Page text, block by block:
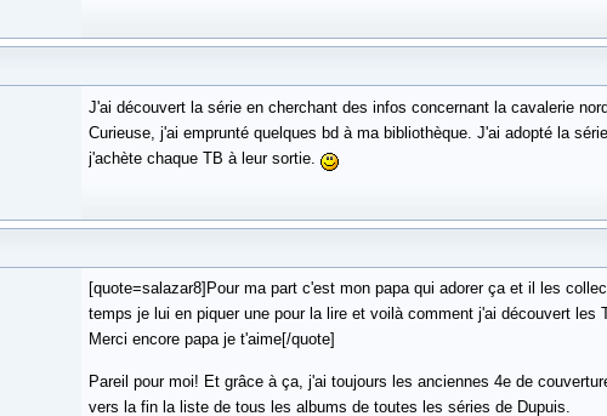
J'ai découvert la série en cherchant des infos concernant la cavalerie
Curieuse, j'ai emprunté quelques bd à ma bibliothèque. J'ai adopté la
j'achète chaque TB à leur sortie.
[quote=salazar8]Pour ma part c'est mon papa qui adorer ça et il les
temps je lui en piquer une pour la lire et voilà comment j'ai découvert les
Merci encore papa je t'aime[/quote]
Pareil pour moi! Et grâce à ça, j'ai toujours les anciennes 4e de
vers la fin la liste de tous les albums de toutes les séries de Dupuis.